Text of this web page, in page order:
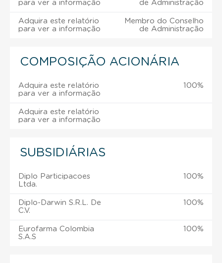
para ver a informação de Administração
Adquira este relatório
para ver a informação
Membro do Conselho
de Administração
COMPOSIÇÃO ACIONÁRIA
Adquira este relatório
para ver a informação
100%
Adquira este relatório
para ver a informação
SUBSIDIÁRIAS
Diplo Participacoes
Ltda.
100%
Diplo-Darwin S.R.L. De
C.V.
100%
Eurofarma Colombia
S.A.S
100%